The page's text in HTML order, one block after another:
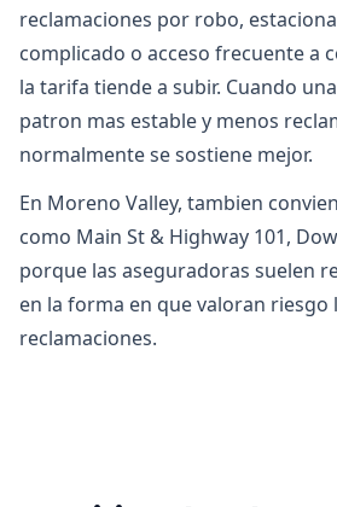
reclamaciones por robo,
complicado o acceso frecuente a
la tarifa tiende a subir. Cuando
patron mas estable y menos
normalmente se sostiene mejor.
En Moreno Valley, tambien
como Main St & Highway 101,
porque las aseguradoras suelen
en la forma en que valoran riesgo
reclamaciones.